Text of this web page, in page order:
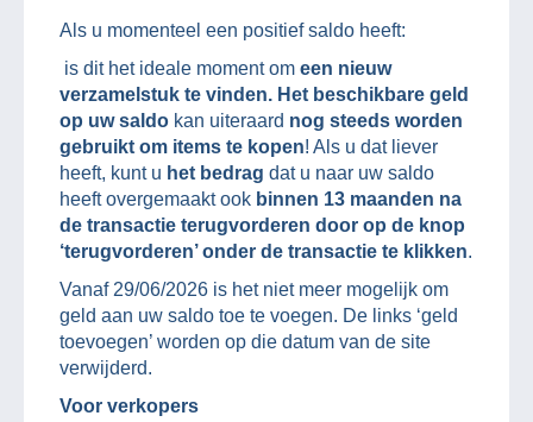
Als u momenteel een positief saldo heeft:
is dit het ideale moment om een nieuw
verzamelstuk te vinden. Het beschikbare geld
op uw saldo kan uiteraard nog steeds worden
gebruikt om items te kopen! Als u dat liever
heeft, kunt u het bedrag dat u naar uw saldo
heeft overgemaakt ook binnen 13 maanden na
de transactie terugvorderen door op de knop
‘terugvorderen’ onder de transactie te klikken.
Vanaf 29/06/2026 is het niet meer mogelijk om
geld aan uw saldo toe te voegen. De links ‘geld
toevoegen’ worden op die datum van de site
verwijderd.
Voor verkopers